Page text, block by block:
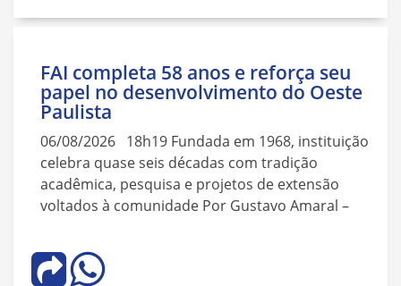
FAI completa 58 anos e reforça seu
papel no desenvolvimento do Oeste
Paulista
06/08/2026 18h19 Fundada em 1968, instituição
celebra quase seis décadas com tradição
acadêmica, pesquisa e projetos de extensão
voltados à comunidade Por Gustavo Amaral –